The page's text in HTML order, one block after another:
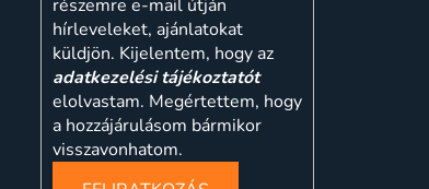
részemre e-mail útján
hírleveleket, ajánlatokat
küldjön. Kijelentem, hogy az
adatkezelési tájékoztatót
elolvastam. Megértettem, hogy
a hozzájárulásom bármikor
visszavonhatom.